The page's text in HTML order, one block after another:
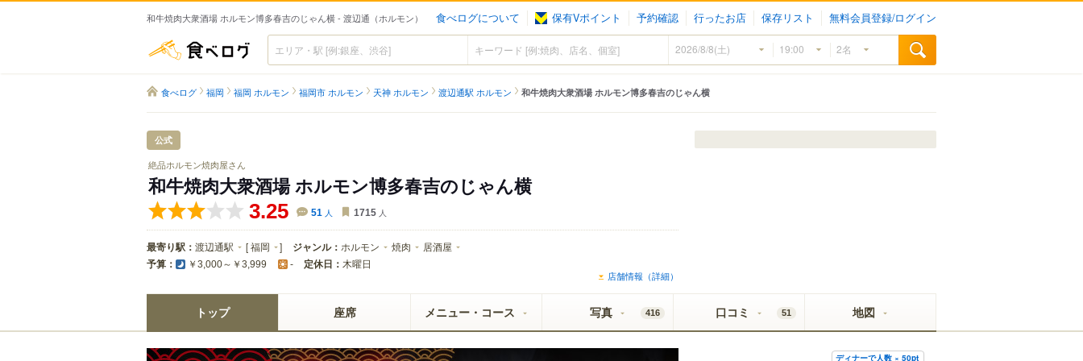
和牛焼肉大衆酒場 ホルモン博多春吉のじゃん横 - 渡辺通（ホルモン） 食べログについて 保有Vポイント 予約確認 行ったお店 保存リスト 無料会員登録/ログイン
食べログ
食べログ 福岡 福岡 ホルモン 福岡市 ホルモン 天神 ホルモン 渡辺通駅 ホルモン 和牛焼肉大衆酒場 ホルモン博多春吉のじゃん横
公式
絶品ホルモン焼肉屋さん
和牛焼肉大衆酒場 ホルモン博多春吉のじゃん横
3.25 51 人 1715 人
最寄り駅： 渡辺通駅 [福岡 ] ジャンル： ホルモン 焼肉 居酒屋
予算： ￥3,000～￥3,999 - 定休日： 木曜日
店舗情報（詳細）
トップ 座席 メニュー・コース 写真 416 口コミ 51 地図
ディナーで人数 × 50pt